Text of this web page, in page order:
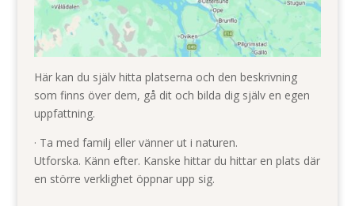
Här kan du själv hitta platserna och den beskrivning
som finns över dem, gå dit och bilda dig själv en egen
uppfattning.
· Ta med familj eller vänner ut i naturen.
Utforska. Känn efter. Kanske hittar du hittar en plats där
en större verklighet öppnar upp sig.